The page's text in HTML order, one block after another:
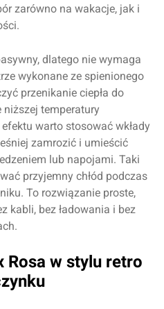
zarówno na wakacje, jak i
dlatego nie wymaga
wykonane ze spienionego
przenikanie ciepła do
temperatury
warto stosować wkłady
zamrozić i umieścić
lub napojami. Taki
przyjemny chłód podczas
To rozwiązanie proste,
kabli, bez ładowania i bez
Rosa w stylu retro